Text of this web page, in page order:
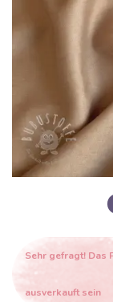
Sehr gefragt! Das
ausverkauft sein